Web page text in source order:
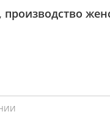
производство